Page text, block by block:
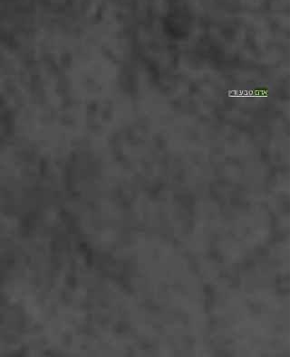
אדם טבע ודין